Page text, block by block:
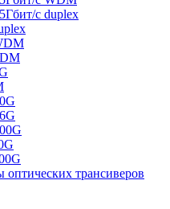
с duplex
трансиверов